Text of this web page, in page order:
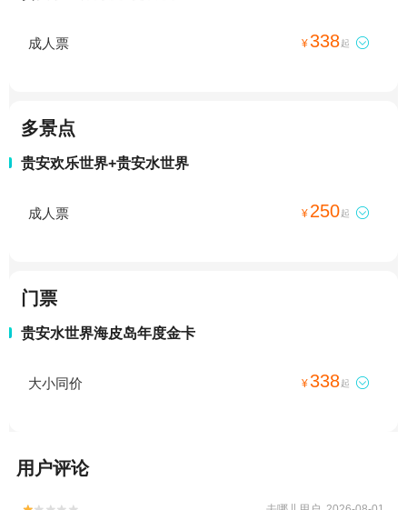
成人票 ¥338起 
多景点
贵安欢乐世界+贵安水世界
成人票 ¥ 250起 
门票
贵安水世界海皮岛年度金卡
大小同价 ¥338起 
用户评论